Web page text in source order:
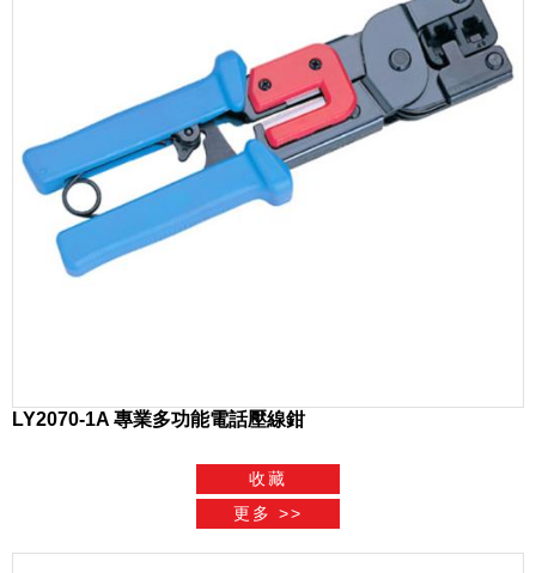
LY2070-1A 專業多功能電話壓線鉗